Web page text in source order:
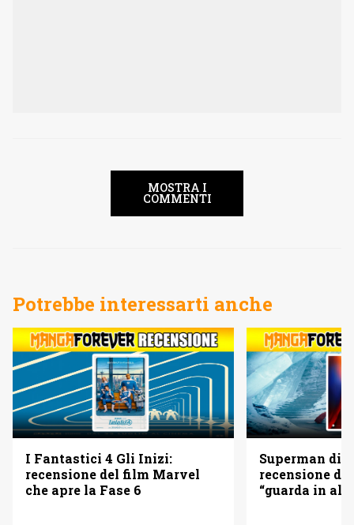
MOSTRA I
COMMENTI
Potrebbe interessarti anche
I Fantastici 4 Gli Inizi:
recensione del film Marvel
che apre la Fase 6
Superman di
recensione
“guarda in